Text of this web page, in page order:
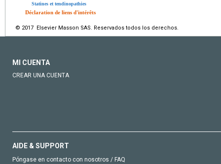
Statines et tendinopathies
Déclaration de liens d'intérêts
© 2017 Elsevier Masson SAS. Reservados todos los derechos.
MI CUENTA
CREAR UNA CUENTA
AIDE & SUPPORT
Póngase en contacto con nosotros / FAQ